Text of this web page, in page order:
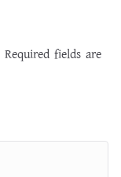
Required fields are